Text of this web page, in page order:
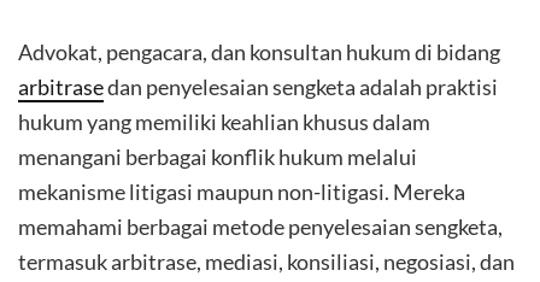
Advokat, pengacara, dan konsultan hukum di bidang
arbitrasedan penyelesaian sengketa adalah praktisi
hukum yang memiliki keahlian khusus dalam
menangani berbagai konflik hukum melalui
mekanisme litigasi maupun non-litigasi. Mereka
memahami berbagai metode penyelesaian sengketa,
termasuk arbitrase, mediasi, konsiliasi, negosiasi, dan